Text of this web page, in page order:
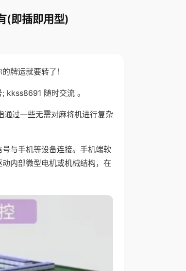
(即插即用型)
牌运就要转了！
kkss8691 随时交流 。
通过一些无需对麻将机进行复杂
与手机等设备连接。手机端软
内部微型电机或机械结构，在